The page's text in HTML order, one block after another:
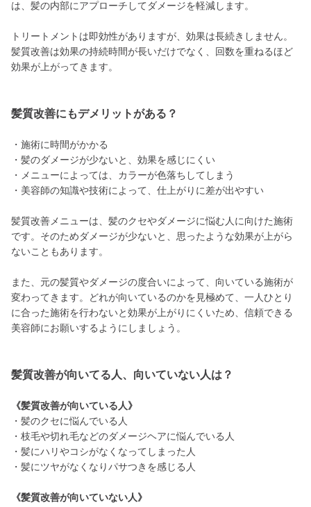
は、髪の内部にアプローチしてダメージを軽減します。
トリートメントは即効性がありますが、効果は長続きしません。
髪質改善は効果の持続時間が長いだけでなく、回数を重ねるほど
効果が上がってきます。
髪質改善にもデメリットがある？
・施術に時間がかかる
・髪のダメージが少ないと、効果を感じにくい
・メニューによっては、カラーが色落ちしてしまう
・美容師の知識や技術によって、仕上がりに差が出やすい
髪質改善メニューは、髪のクセやダメージに悩む人に向けた施術
です。そのためダメージが少ないと、思ったような効果が上がら
ないこともあります。
また、元の髪質やダメージの度合いによって、向いている施術が
変わってきます。どれが向いているのかを見極めて、一人ひとり
に合った施術を行わないと効果が上がりにくいため、信頼できる
美容師にお願いするようにしましょう。
髪質改善が向いてる人、向いていない人は？
《髪質改善が向いている人》
・髪のクセに悩んでいる人
・枝毛や切れ毛などのダメージヘアに悩んでいる人
・髪にハリやコシがなくなってしまった人
・髪にツヤがなくなりパサつきを感じる人
《髪質改善が向いていない人》